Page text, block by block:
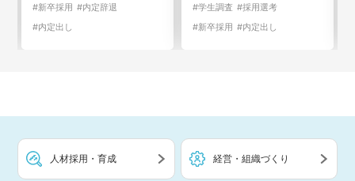
#新卒採用 #内定辞退
#内定出し
#学生調査 #採用選考
#新卒採用 #内定出し
人材採用・育成 経営・組織づくり